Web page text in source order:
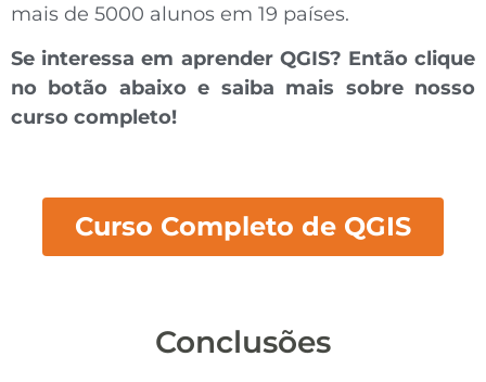
mais de 5000 alunos em 19 países.
Se interessa em aprender QGIS? Então clique
no botão abaixo e saiba mais sobre nosso
curso completo!
Curso Completo de QGIS
Conclusões